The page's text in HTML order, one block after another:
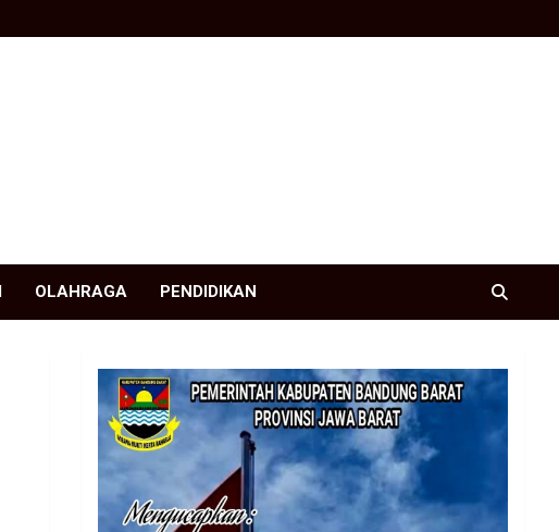
OLAHRAGA PENDIDIKAN